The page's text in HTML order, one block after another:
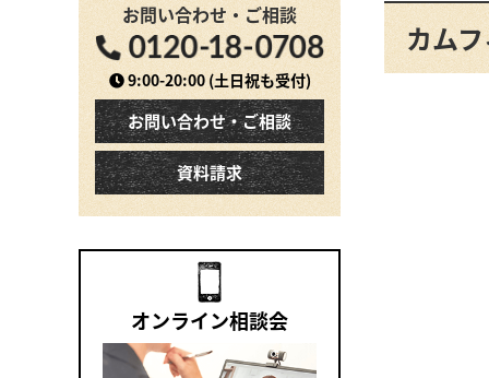
お問い合わせ・ご相談
9:00-20:00(土日祝も受付)
お問い合わせ・ご相談
資料請求
オンライン相談会
カム